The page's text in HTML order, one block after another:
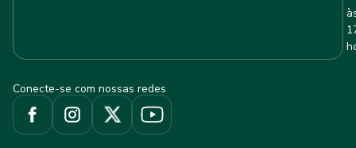
Conecte-se com nossas redes